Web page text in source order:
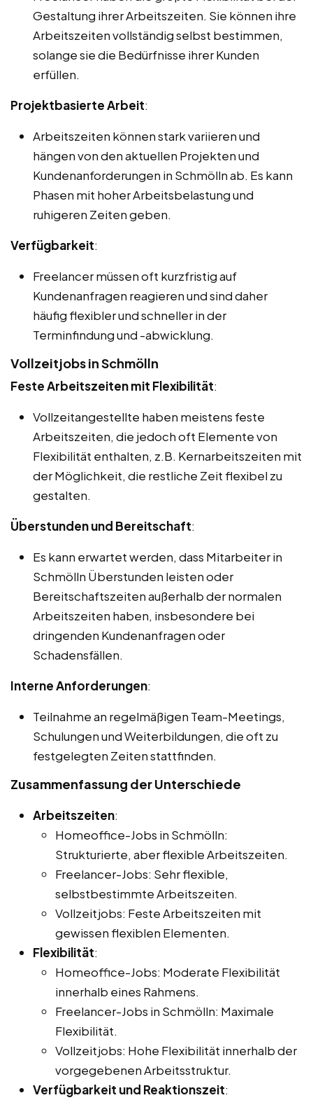
Gestaltung ihrer Arbeitszeiten. Sie können ihre
Arbeitszeiten vollständig selbst bestimmen,
solange sie die Bedürfnisse ihrer Kunden
erfüllen.
Projektbasierte Arbeit:
Arbeitszeiten können stark variieren und
hängen von den aktuellen Projekten und
Kundenanforderungen in Schmölln ab. Es kann
Phasen mit hoher Arbeitsbelastung und
ruhigeren Zeiten geben.
Verfügbarkeit:
Freelancer müssen oft kurzfristig auf
Kundenanfragen reagieren und sind daher
häufig flexibler und schneller in der
Terminfindung und -abwicklung.
Vollzeitjobs in Schmölln
Feste Arbeitszeiten mit Flexibilität:
Vollzeitangestellte haben meistens feste
Arbeitszeiten, die jedoch oft Elemente von
Flexibilität enthalten, z.B. Kernarbeitszeiten mit
der Möglichkeit, die restliche Zeit flexibel zu
gestalten.
Überstunden und Bereitschaft:
Es kann erwartet werden, dass Mitarbeiter in
Schmölln Überstunden leisten oder
Bereitschaftszeiten außerhalb der normalen
Arbeitszeiten haben, insbesondere bei
dringenden Kundenanfragen oder
Schadensfällen.
Interne Anforderungen:
Teilnahme an regelmäßigen Team-Meetings,
Schulungen und Weiterbildungen, die oft zu
festgelegten Zeiten stattfinden.
Zusammenfassung der Unterschiede
Arbeitszeiten:
Homeoffice-Jobs in Schmölln:
Strukturierte, aber flexible Arbeitszeiten.
Freelancer-Jobs: Sehr flexible,
selbstbestimmte Arbeitszeiten.
Vollzeitjobs: Feste Arbeitszeiten mit
gewissen flexiblen Elementen.
Flexibilität:
Homeoffice-Jobs: Moderate Flexibilität
innerhalb eines Rahmens.
Freelancer-Jobs in Schmölln: Maximale
Flexibilität.
Vollzeitjobs: Hohe Flexibilität innerhalb der
vorgegebenen Arbeitsstruktur.
Verfügbarkeit und Reaktionszeit: